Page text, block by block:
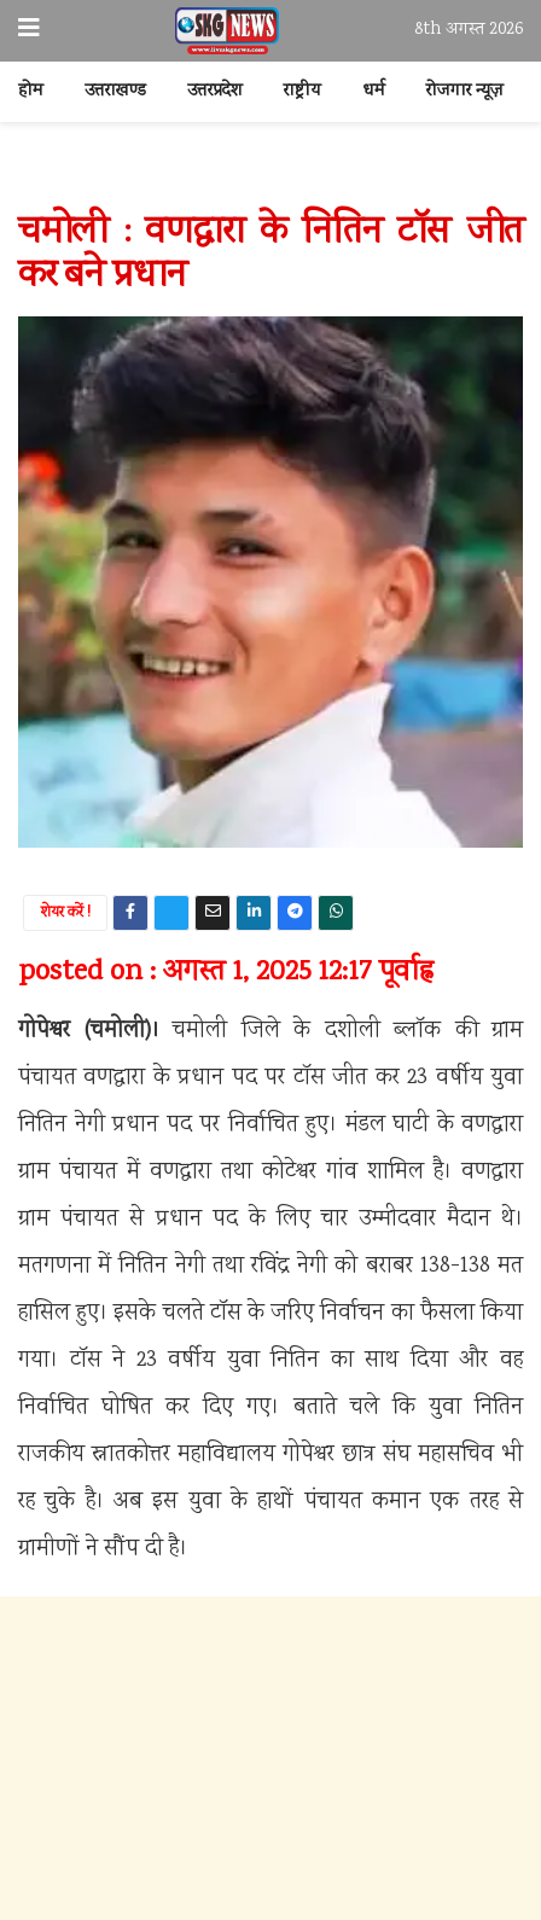
8th अगस्त 2026
होम उत्तराखण्ड उत्तरप्रदेश राष्ट्रीय धर्म रोजगार न्यूज़
चमोली : वणद्वारा के नितिन टॉस जीत
कर बने प्रधान
शेयर करें !
posted on : अगस्त 1, 2025 12:17 पूर्वाह्न
गोपेश्वर (चमोली)। चमोली जिले के दशोली ब्लॉक की ग्राम
पंचायत वणद्वारा के प्रधान पद पर टॉस जीत कर 23 वर्षीय युवा
नितिन नेगी प्रधान पद पर निर्वाचित हुए। मंडल घाटी के वणद्वारा
ग्राम पंचायत में वणद्वारा तथा कोटेश्वर गांव शामिल है। वणद्वारा
ग्राम पंचायत से प्रधान पद के लिए चार उम्मीदवार मैदान थे।
मतगणना में नितिन नेगी तथा रविंद्र नेगी को बराबर 138-138 मत
हासिल हुए। इसके चलते टॉस के जरिए निर्वाचन का फैसला किया
गया। टॉस ने 23 वर्षीय युवा नितिन का साथ दिया और वह
निर्वाचित घोषित कर दिए गए। बताते चले कि युवा नितिन
राजकीय स्नातकोत्तर महाविद्यालय गोपेश्वर छात्र संघ महासचिव भी
रह चुके है। अब इस युवा के हाथों पंचायत कमान एक तरह से
ग्रामीणों ने सौंप दी है।